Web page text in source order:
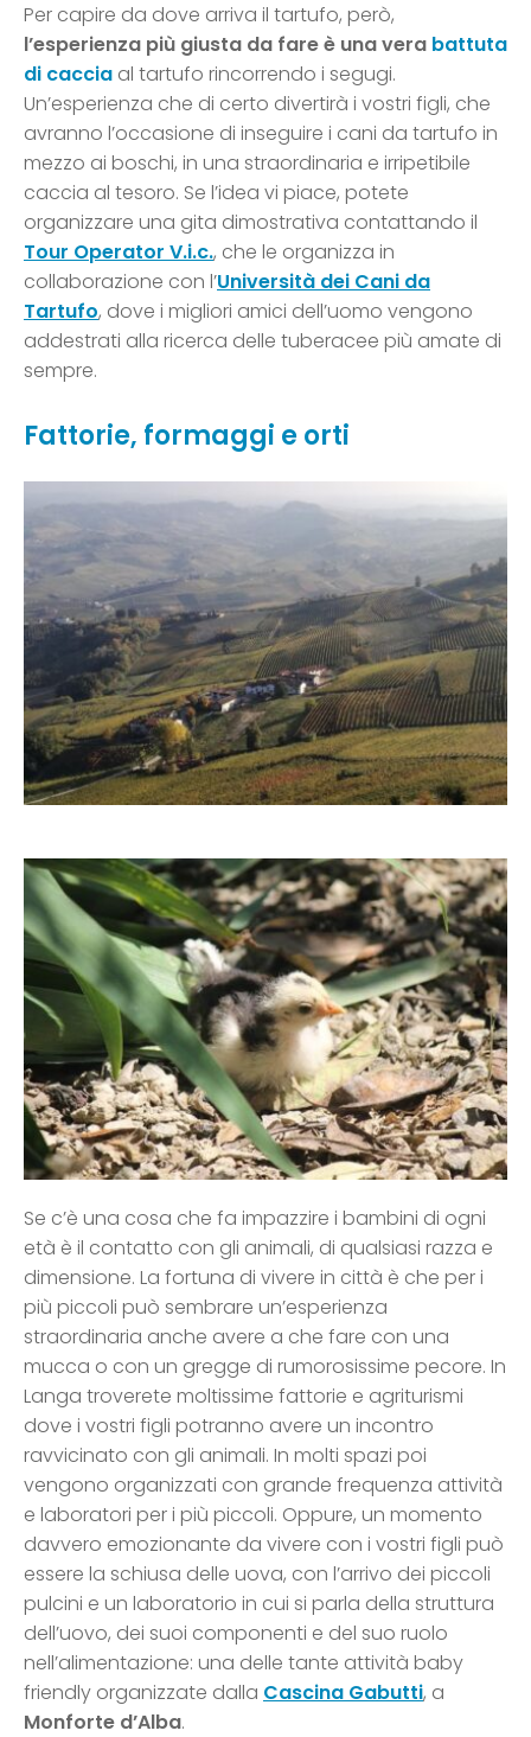
Per capire da dove arriva il tartufo, però,
l’esperienza più giusta da fare è una vera battuta
di caccia al tartufo rincorrendo i segugi.
Un’esperienza che di certo divertirà i vostri figli, che
avranno l’occasione di inseguire i cani da tartufo in
mezzo ai boschi, in una straordinaria e irripetibile
caccia al tesoro. Se l’idea vi piace, potete
organizzare una gita dimostrativa contattando il
Tour Operator V.i.c., che le organizza in
collaborazione con l’Università dei Cani da
Tartufo, dove i migliori amici dell’uomo vengono
addestrati alla ricerca delle tuberacee più amate di
sempre.
Fattorie, formaggi e orti
Se c’è una cosa che fa impazzire i bambini di ogni
età è il contatto con gli animali, di qualsiasi razza e
dimensione. La fortuna di vivere in città è che per i
più piccoli può sembrare un’esperienza
straordinaria anche avere a che fare con una
mucca o con un gregge di rumorosissime pecore. In
Langa troverete moltissime fattorie e agriturismi
dove i vostri figli potranno avere un incontro
ravvicinato con gli animali. In molti spazi poi
vengono organizzati con grande frequenza attività
e laboratori per i più piccoli. Oppure, un momento
davvero emozionante da vivere con i vostri figli può
essere la schiusa delle uova, con l’arrivo dei piccoli
pulcini e un laboratorio in cui si parla della struttura
dell’uovo, dei suoi componenti e del suo ruolo
nell’alimentazione: una delle tante attività baby
friendly organizzate dalla Cascina Gabutti, a
Monforte d’Alba.